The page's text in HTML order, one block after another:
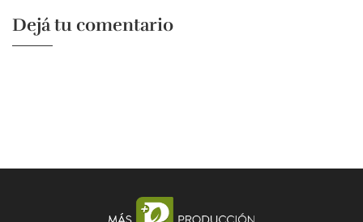
Dejá tu comentario